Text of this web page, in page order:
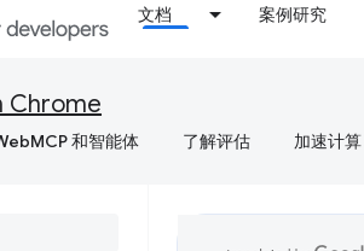
文档 案例研究
Chrome
和智能体 了解评估 加速计算